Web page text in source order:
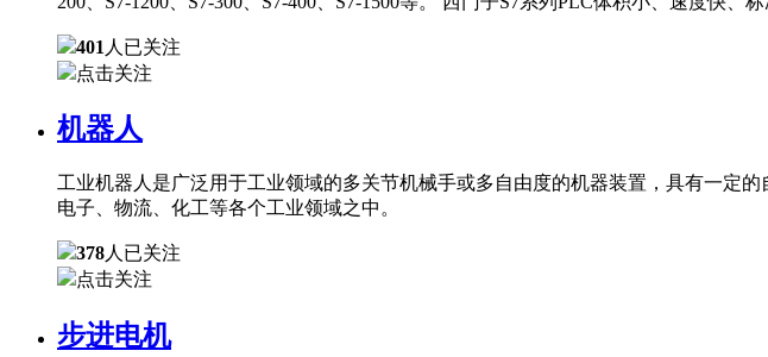
401 人已关注
点击关注
机器人
工业机器人是广泛用于工业领域的多关节机械手或多自由度的机器装置，具有一定
电子、物流、化工等各个工业领域之中。
378人已关注
点击关注
步进电机